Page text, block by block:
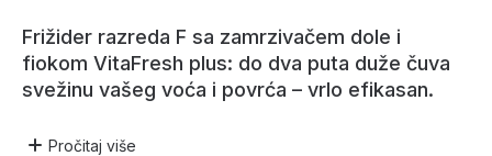
Frižider razreda F sa zamrzivačem dole i
fiokom VitaFresh plus: do dva puta duže čuva
svežinu vašeg voća i povrća – vrlo efikasan.
Pročitaj više